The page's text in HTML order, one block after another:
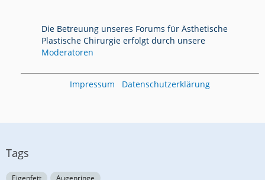
Die Betreuung unseres Forums für Ästhetische
Plastische Chirurgie erfolgt durch unsere
Moderatoren
Impressum Datenschutzerklärung
Tags